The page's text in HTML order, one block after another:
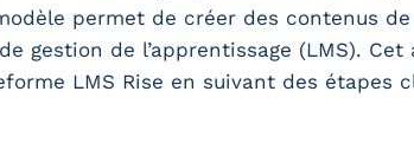
permet de créer des contenus
gestion de l’apprentissage (LMS).
LMS Rise en suivant des étapes